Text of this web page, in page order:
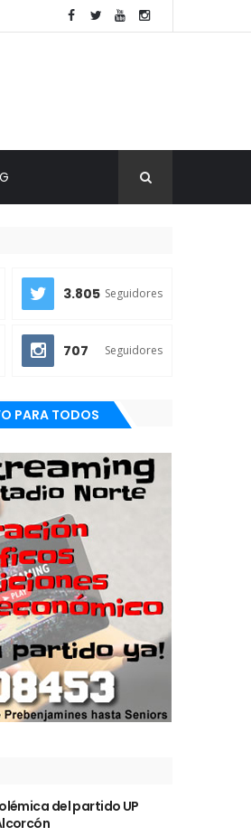
3.805 Seguidores
707 Seguidores
PARA TODOS
del partido UP